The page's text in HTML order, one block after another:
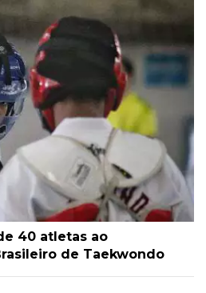
40 atletas ao
de Taekwondo